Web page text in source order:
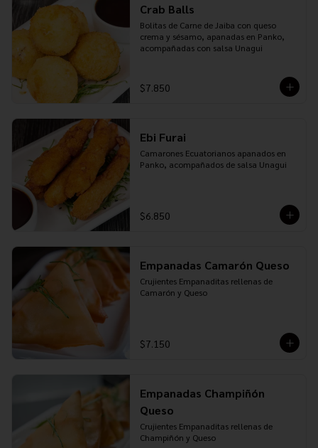
Crab Balls
Bolitas de Carne de Jaiba con queso
crema y sésamo, apanadas en Panko,
acompañadas con salsa Unagui
$7.850
Ebi Furai
Camarones Ecuatorianos apanados en
Panko, acompañados de salsa Unagui
$6.850
Empanadas Camarón Queso
Crujientes Empanaditas rellenas de
Camarón y Queso
$7.150
Empanadas Champiñón
Queso
Crujientes Empanaditas rellenas de
Champiñón y Queso